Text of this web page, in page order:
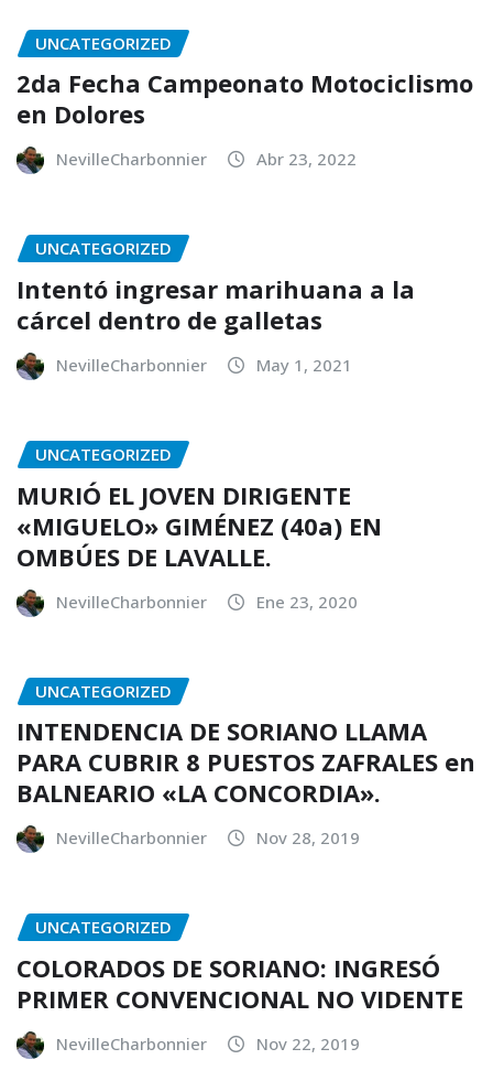
UNCATEGORIZED
2da Fecha Campeonato Motociclismo
en Dolores
NevilleCharbonnier Abr 23, 2022
UNCATEGORIZED
Intentó ingresar marihuana a la
cárcel dentro de galletas
NevilleCharbonnier May 1, 2021
UNCATEGORIZED
MURIÓ EL JOVEN DIRIGENTE
«MIGUELO» GIMÉNEZ (40a) EN
OMBÚES DE LAVALLE.
NevilleCharbonnier Ene 23, 2020
UNCATEGORIZED
INTENDENCIA DE SORIANO LLAMA
PARA CUBRIR 8 PUESTOS ZAFRALES en
BALNEARIO «LA CONCORDIA».
NevilleCharbonnier Nov 28, 2019
UNCATEGORIZED
COLORADOS DE SORIANO: INGRESÓ
PRIMER CONVENCIONAL NO VIDENTE
NevilleCharbonnier Nov 22, 2019